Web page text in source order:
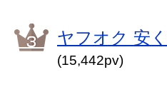
ヤフオク 安
(15,442pv)